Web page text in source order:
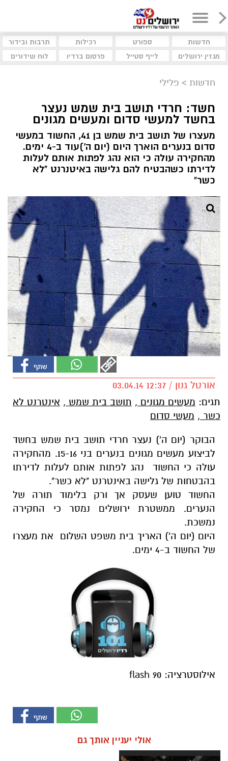
חדשות ספורט רכילות
תרבות ובידור
מגזין ירושלים
לייף סטייל פרסום ברדיו לוח שידורים
חדשות > פלילי
חשד: חרדי תושב בית שמש נעצר
בחשד למעשי סדום ומעשים מגונים
מעצרו של תושב בית שמש בן 41, החשוד במעשי
סדום בנערים הוארך היום (יום ה')עוד ב-4 ימים.
מהחקירה עולה כי הוא נהג לפתות אותם לעלות
לדירתו כשהבטיח להם גלישה באיטנרנט "לא
כשר"
אורטל גנון / 12:37 03.04.14
תגים: מעשים מגונים , תושב בית שמש , אינטרנט לא
כשר , מעשי סדום
הבוקר (יום ה') נעצר חרדי תושב בית שמש בחשד
לביצוע מעשים מגונים בנערים בני 15-16. מהחקירה
עולה כי החשוד
נהג לפתות אותם לעלות לדירתו
בהבטחות של גלישה באינטרנט "לא כשר".
החשוד טוען שעסק אך ורק בלימוד תורה של
הנערים. ממשטרת ירושלים נמסר כי החקירה
נמשכת.
היום (יום ה') האריך בית משפט השלום את מעצרו
של החשוד ב-4 ימים.
אילוסטרציה: flash 90
אולי יעניין אותך גם